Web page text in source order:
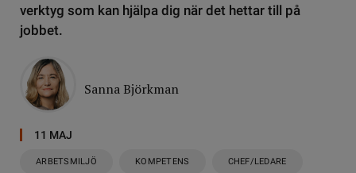
verktyg som kan hjälpa dig när det hettar till på
jobbet.
Sanna Björkman
11 MAJ
ARBETSMILJÖ KOMPETENS CHEF/LEDARE